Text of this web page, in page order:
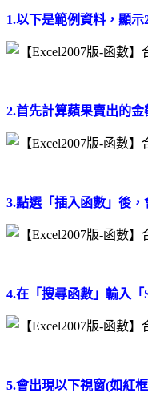
1.以下是範例資料，顯
2.首先計算蘋果賣出的金
3.點選「插入函數」後，
4.在「搜尋函數」輸入
5.會出現以下視窗(如紅框